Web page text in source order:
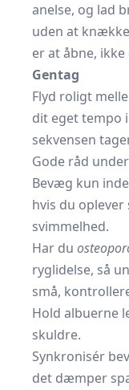
anelse, og lad
uden at
er at åbne,
Gentag
Flyd roligt
dit eget tempo
sekvensen
Gode råd
Bevæg kun
hvis du
svimmelhed.
Har du
ryglidelse, så
små,
Hold albuerne
skuldre.
Synkronisér
det dæmper